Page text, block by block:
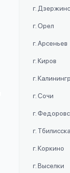
г.
г. Орел
г. Арсеньев
г. Киров
г.
г. Сочи
г.
г.
г. Коркино
г. Выселки